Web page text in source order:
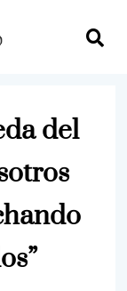
del